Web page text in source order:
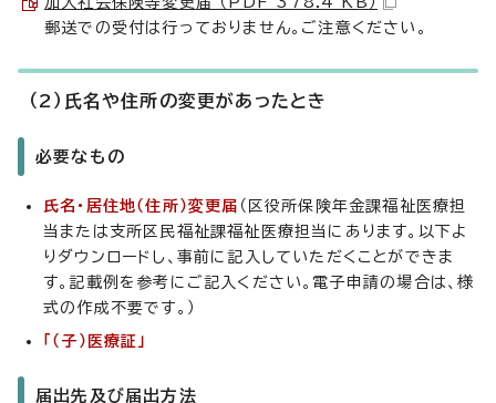
郵送での受付は行っておりません。ご注意ください。
（2）氏名や住所の変更があったとき
必要なもの
氏名・居住地（住所）変更届 （区役所保険年金課福祉医療担
当または支所区民福祉課福祉医療担当にあります。以下よ
りダウンロードし、事前に記入していただくことができま
す。記載例を参考にご記入ください。電子申請の場合は、様
式の作成不要です。）
「（子）医療証」
届出先及び届出方法